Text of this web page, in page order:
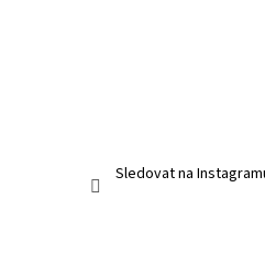
Sledovat na